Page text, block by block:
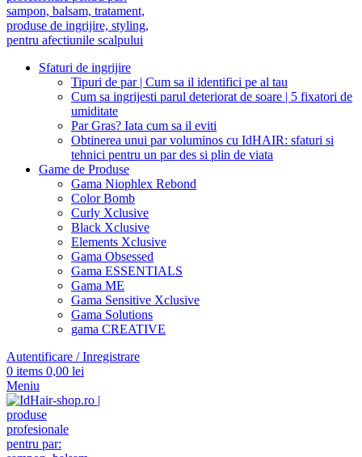
Sfaturi de ingrijire
Tipuri de par | Cum sa il identifici pe al tau
Cum sa ingrijesti parul deteriorat de soare | 5 fixatori de
umiditate
Par Gras? Iata cum sa il eviti
Obtinerea unui par voluminos cu IdHAIR: sfaturi si
tehnici pentru un par des si plin de viata
Game de Produse
Gama Niophlex Rebond
Color Bomb
Curly Xclusive
Black Xclusive
Elements Xclusive
Gama Obsessed
Gama ESSENTIALS
Gama ME
Gama Sensitive Xclusive
Gama Solutions
gama CREATIVE
Autentificare / Inregistrare
0 items 0,00 lei
Meniu